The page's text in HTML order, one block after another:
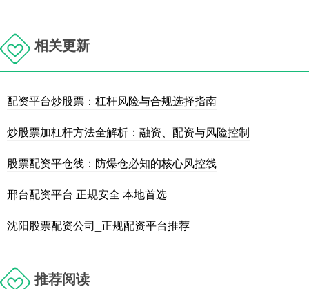
相关更新
配资平台炒股票：杠杆风险与合规选择指南
炒股票加杠杆方法全解析：融资、配资与风险控制
股票配资平仓线：防爆仓必知的核心风控线
邢台配资平台 正规安全 本地首选
沈阳股票配资公司_正规配资平台推荐
推荐阅读